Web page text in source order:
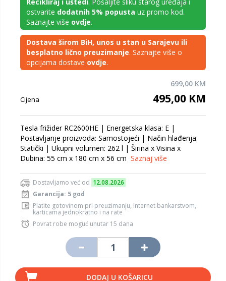
ostvarite dodatnih 5% popusta uz promo kod.
Saznajte više ovdje.
Dostava širom BiH, unos u stan u Sarajevu ili
besplatno lično preuzimanje. Saznajte više o
opcijama dostave ovdje.
699,00 KM
Cijena 495,00 KM
Tesla frižider RC2600HE | Energetska klasa: E |
Postavljanje proizvoda: Samostojeći | Način hlađenja:
Statički | Ukupni volumen: 262 l | Širina x Visina x
Dubina: 55 cm x 180 cm x 56 cm Saznaj više
Dostavljamo već od 12.08.2026
Garancija: 5 god
Platite gotovinom pri preuzimanju, Internet bankarstvom,
karticama jednokratno i na rate
Povrat robe moguć unutar 15 dana
DODAJ U KOŠARICU